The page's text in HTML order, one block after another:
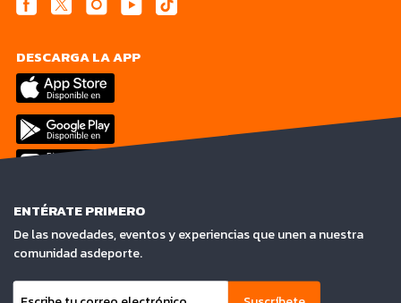
DESCARGA LA APP
ENTÉRATE PRIMERO
De las novedades, eventos y experiencias que unen a nuestra
comunidad asdeporte.